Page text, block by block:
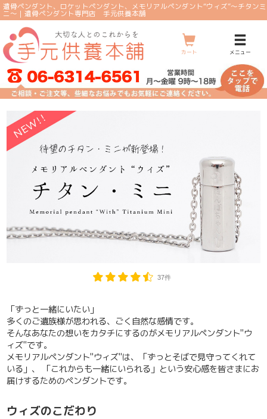
遺骨ペンダント、ロケットペンダント、メモリアルペンダント“ウィズ”～チタンミ
ニ～｜遺骨ペンダント専門店 手元供養本舗
カート
メ
ニ
ュ
ー メニュー
37件
「ずっと一緒にいたい」
多くのご遺族様が思われる、ごく自然な感情です。
そんなあなたの想いをカタチにするのがメモリアルペンダント"ウ
ィズ"です。
メモリアルペンダント"ウィズ"は、「ずっとそばで見守ってくれて
いる」、 「これからも一緒にいられる」という安心感を皆さまにお
届けするためのペンダントです。
ウィズのこだわり